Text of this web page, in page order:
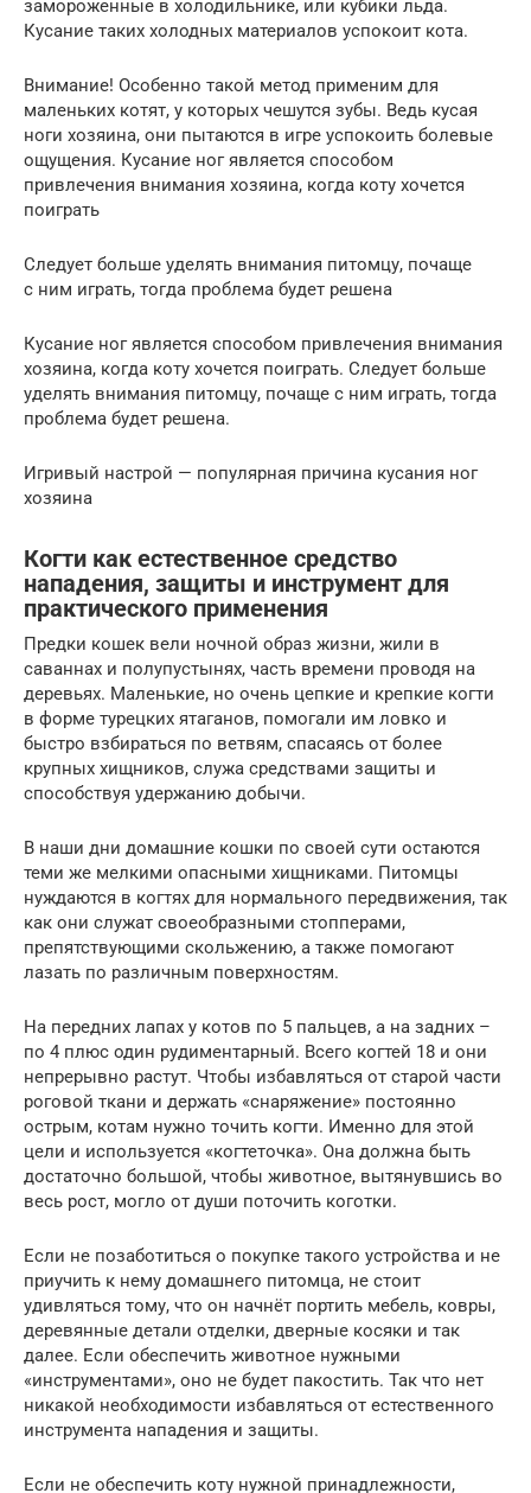
замороженные в холодильнике, или кубики льда.
Кусание таких холодных материалов успокоит кота.
Внимание! Особенно такой метод применим для
маленьких котят, у которых чешутся зубы. Ведь кусая
ноги хозяина, они пытаются в игре успокоить болевые
ощущения. Кусание ног является способом
привлечения внимания хозяина, когда коту хочется
поиграть
Следует больше уделять внимания питомцу, почаще
с ним играть, тогда проблема будет решена
Кусание ног является способом привлечения внимания
хозяина, когда коту хочется поиграть. Следует больше
уделять внимания питомцу, почаще с ним играть, тогда
проблема будет решена.
Игривый настрой — популярная причина кусания ног
хозяина
Когти как естественное средство
нападения, защиты и инструмент для
практического применения
Предки кошек вели ночной образ жизни, жили в
саваннах и полупустынях, часть времени проводя на
деревьях. Маленькие, но очень цепкие и крепкие когти
в форме турецких ятаганов, помогали им ловко и
быстро взбираться по ветвям, спасаясь от более
крупных хищников, служа средствами защиты и
способствуя удержанию добычи.
В наши дни домашние кошки по своей сути остаются
теми же мелкими опасными хищниками. Питомцы
нуждаются в когтях для нормального передвижения, так
как они служат своеобразными стопперами,
препятствующими скольжению, а также помогают
лазать по различным поверхностям.
На передних лапах у котов по 5 пальцев, а на задних –
по 4 плюс один рудиментарный. Всего когтей 18 и они
непрерывно растут. Чтобы избавляться от старой части
роговой ткани и держать «снаряжение» постоянно
острым, котам нужно точить когти. Именно для этой
цели и используется «когтеточка». Она должна быть
достаточно большой, чтобы животное, вытянувшись во
весь рост, могло от души поточить коготки.
Если не позаботиться о покупке такого устройства и не
приучить к нему домашнего питомца, не стоит
удивляться тому, что он начнёт портить мебель, ковры,
деревянные детали отделки, дверные косяки и так
далее. Если обеспечить животное нужными
«инструментами», оно не будет пакостить. Так что нет
никакой необходимости избавляться от естественного
инструмента нападения и защиты.
Если не обеспечить коту нужной принадлежности,